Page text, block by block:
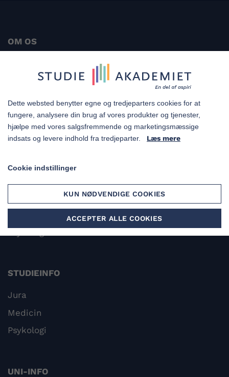
OM OS
info@studieakademiet.dk
Falkoner Allé 13, 1.
2000 Frederiksberg
STUDIEINFO
Jura
Medicin
Psykologi
UNI-INFO
Dette websted benytter egne og tredjeparters cookies for at
fungere, analysere din brug af vores produkter og tjenester,
hjælpe med vores salgsfremmende og marketingsmæssige
indsats og levere indhold fra tredjeparter. Læs mere
Cookie indstillinger
KUN NØDVENDIGE COOKIES
ACCEPTER ALLE COOKIES